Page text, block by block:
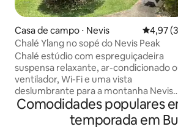
Casa de campo ⋅ Nevis 4,97 de
4,97
Chalé Ylang no sopé do Nevis Peak
Chalé estúdio com espreguiçadeira
suspensa relaxante, ar-condicionado
ventilador, Wi-Fi e uma vista
deslumbrante para a montanha Nevis
Peak. Localizado ao lado da residência
principal do proprietário. Adequado
uma única pessoa ou um casal.
Comodidades populares
temporada em